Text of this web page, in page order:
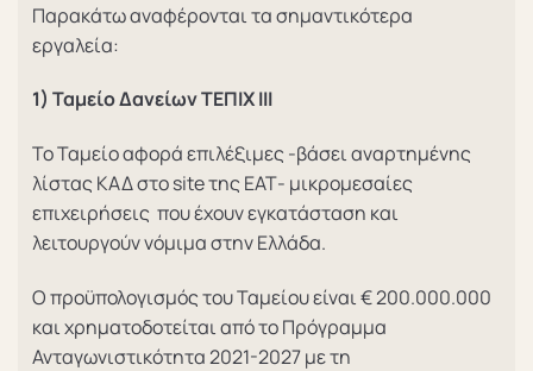
Παρακάτω αναφέρονται τα σημαντικότερα
εργαλεία:
1) Ταμείο Δανείων ΤΕΠΙΧ ΙΙΙ
Το Ταμείο αφορά επιλέξιμες -βάσει αναρτημένης
λίστας ΚΑΔ στο site της ΕΑΤ- μικρομεσαίες
επιχειρήσεις που έχουν εγκατάσταση και
λειτουργούν νόμιμα στην Ελλάδα.
Ο προϋπολογισμός του Ταμείου είναι € 200.000.000
και χρηματοδοτείται από το Πρόγραμμα
Ανταγωνιστικότητα 2021-2027 με τη